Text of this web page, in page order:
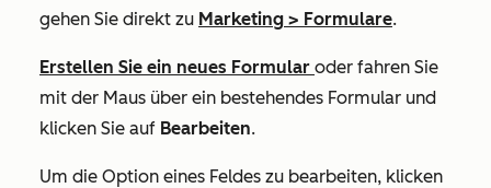
gehen Sie direkt zu Marketing > Formulare.
Erstellen Sie ein neues Formular oder fahren Sie
mit der Maus über ein bestehendes Formular und
klicken Sie auf Bearbeiten.
Um die Option eines Feldes zu bearbeiten, klicken